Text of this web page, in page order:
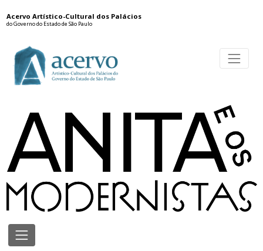
Acervo Artístico-Cultural dos Palácios
do Governo do Estado de São Paulo